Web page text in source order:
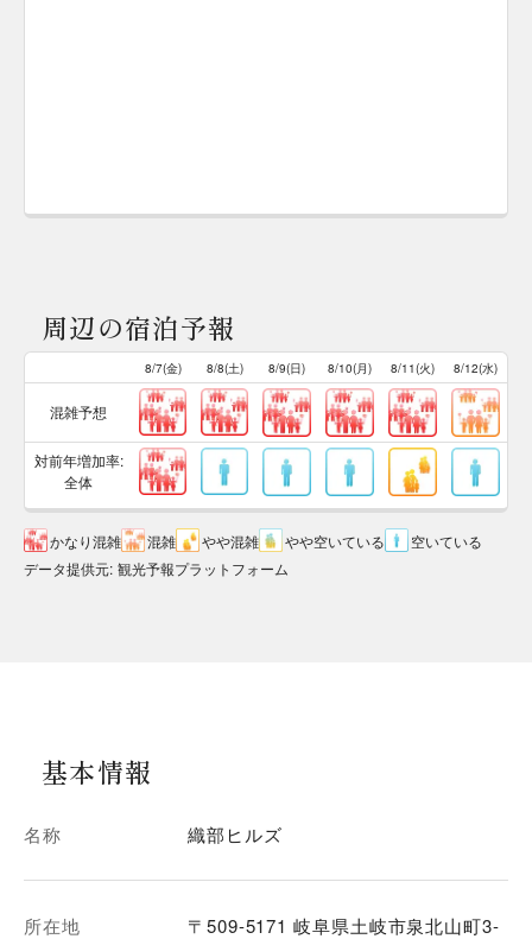
周辺の宿泊予報
8/7(金) 8/8(土) 8/9(日) 8/10(月) 8/11(火) 8/12(水)
混雑予想
対前年増加率:
全体
かなり混雑 混雑 やや混雑 やや空いている
空いている
データ提供元: 観光予報プラットフォーム
基本情報
名称 織部ヒルズ
所在地
〒509-5171 岐阜県土岐市泉北山町3-